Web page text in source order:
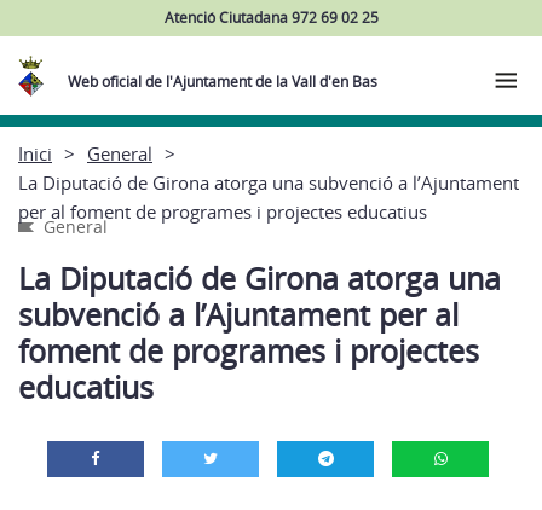
Atenció Ciutadana 972 69 02 25
Web oficial de l'Ajuntament de la Vall d'en Bas
Inici
General
La Diputació de Girona atorga una subvenció a l’Ajuntament
per al foment de programes i projectes educatius
General
La Diputació de Girona atorga una
subvenció a l’Ajuntament per al
foment de programes i projectes
educatius